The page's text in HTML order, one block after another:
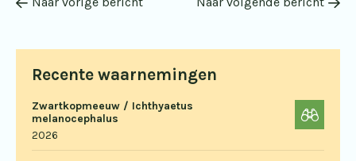
Recente waarnemingen
Zwartkopmeeuw / Ichthyaetus
melanocephalus
2026